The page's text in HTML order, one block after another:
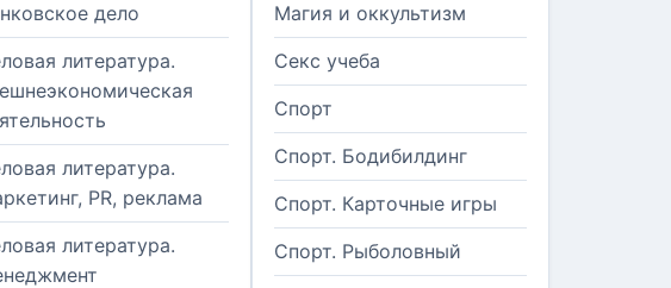
дело
литература.
литература.
PR, реклама
литература.
Магия и оккультизм
Секс учеба
Спорт
Спорт. Бодибилдинг
Спорт. Карточные игры
Спорт. Рыболовный